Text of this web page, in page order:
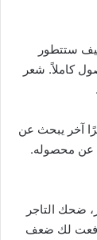
ستتطور
كاملاً. شعر
آخر يبحث عن
عن محصوله.
ضحك التاجر
دفعت لك ضعف